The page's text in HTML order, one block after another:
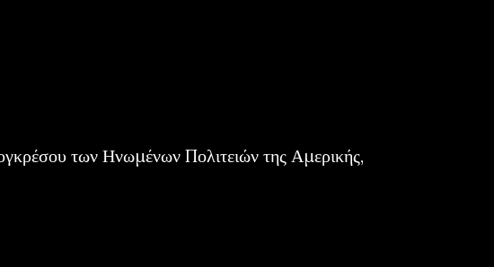
των Ηνωμένων Πολιτειών της Αμερικής,